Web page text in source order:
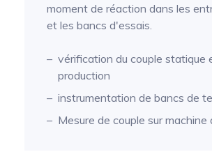
moment de réaction dans les
et les bancs d'essais.
vérification du couple statique
production
instrumentation de bancs de
Mesure de couple sur